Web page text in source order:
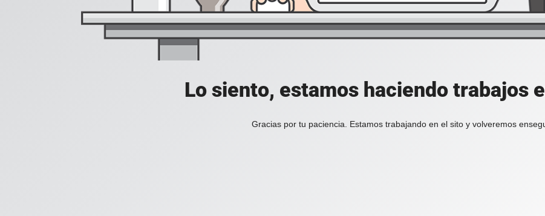
Lo siento, estamos haciendo trabajos
Gracias por tu paciencia. Estamos trabajando en el sito y volveremos